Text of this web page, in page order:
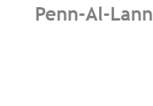
Penn-Al-Lann